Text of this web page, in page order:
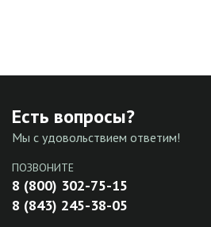
Есть вопросы?
Мы с удовольствием ответим!
ПОЗВОНИТЕ
8 (800) 302-75-15
8 (843) 245-38-05